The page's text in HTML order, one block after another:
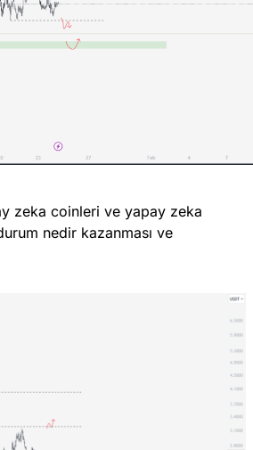
zeka coinleri ve yapay zeka
nedir kazanması ve